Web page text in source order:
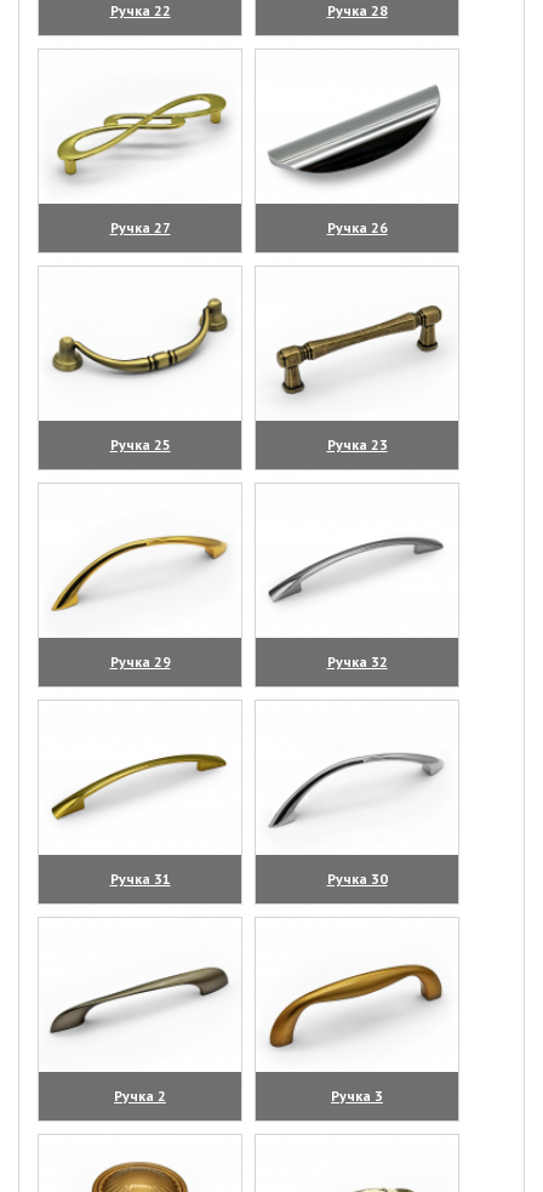
Ручка 22
(увеличить)
Ручка 28
(увеличить)
Ручка 27
(увеличить)
Ручка 26
(увеличить)
Ручка 25
(увеличить)
Ручка 23
(увеличить)
Ручка 29
(увеличить)
Ручка 32
(увеличить)
Ручка 31
(увеличить)
Ручка 30
(увеличить)
Ручка 2
(увеличить)
Ручка 3
(увеличить)